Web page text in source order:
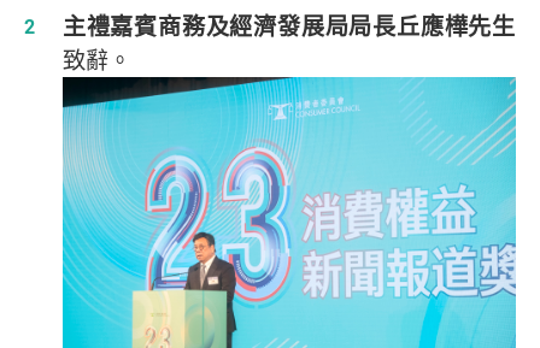
主禮嘉賓商務及經濟發展局局長丘應樺先生
致辭。